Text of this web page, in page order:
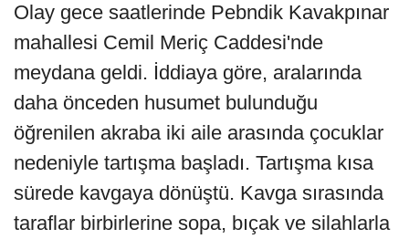
Olay gece saatlerinde Pebndik Kavakpınar
mahallesi Cemil Meriç Caddesi'nde
meydana geldi. İddiaya göre, aralarında
daha önceden husumet bulunduğu
öğrenilen akraba iki aile arasında çocuklar
nedeniyle tartışma başladı. Tartışma kısa
sürede kavgaya dönüştü. Kavga sırasında
taraflar birbirlerine sopa, bıçak ve silahlarla